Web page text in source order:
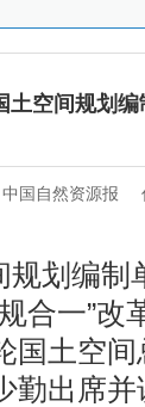
土空间规划
国自然资源报
规划编
合一”
国土空
勤出席